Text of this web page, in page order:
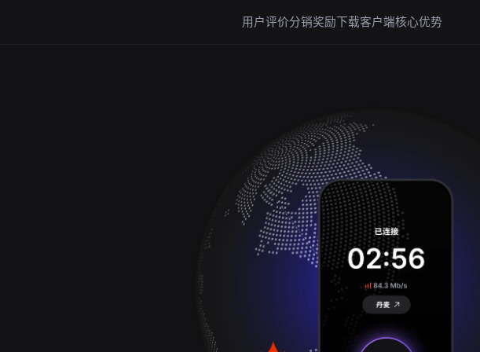
用户评价分销奖励下载客户端核心优势